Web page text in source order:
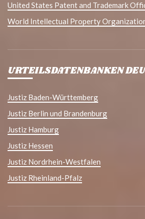
United States Patent and Trademark
World Intellectual Property
URTEILSDATENBANKEN
Justiz Baden-Württemberg
Justiz Berlin und Brandenburg
Justiz Hamburg
Justiz Hessen
Justiz Nordrhein-Westfalen
Justiz Rheinland-Pfalz